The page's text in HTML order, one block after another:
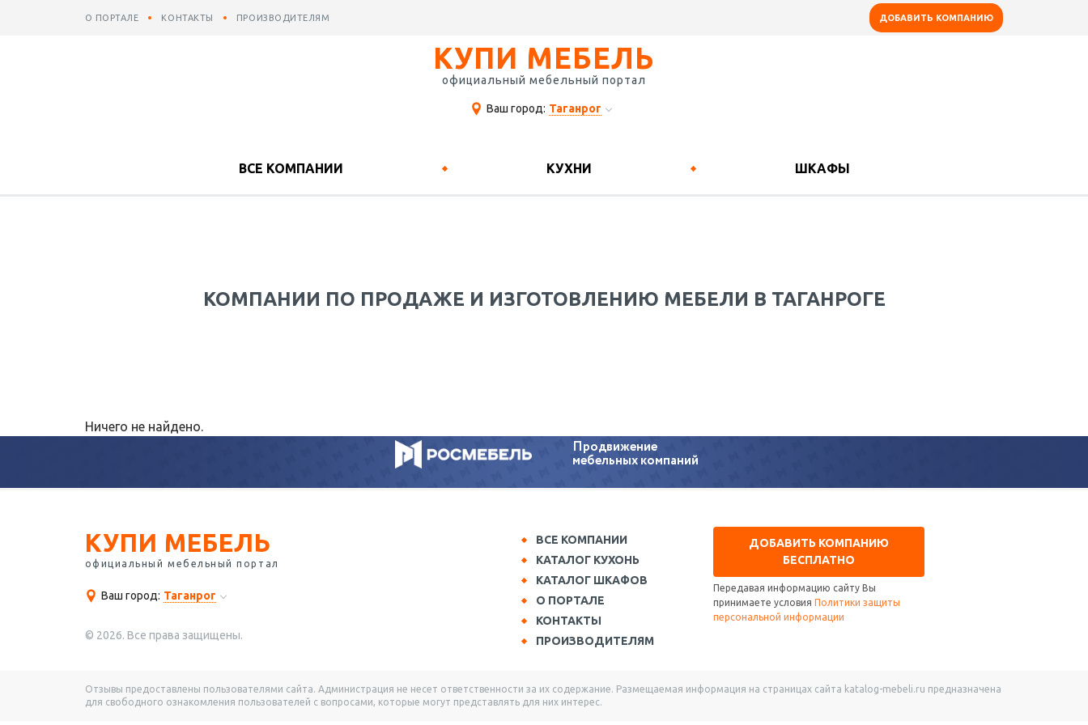
О ПОРТАЛЕ КОНТАКТЫ ПРОИЗВОДИТЕЛЯМ ДОБАВИТЬ КОМПАНИЮ
КУПИ МЕБЕЛЬ
официальный мебельный портал
Ваш город: Таганрог
ВСЕ КОМПАНИИ КУХНИ ШКАФЫ
КОМПАНИИ ПО ПРОДАЖЕ И ИЗГОТОВЛЕНИЮ МЕБЕЛИ В ТАГАНРОГЕ
Ничего не найдено.
Продвижение
мебельных компаний
КУПИ МЕБЕЛЬ
официальный мебельный портал
Ваш город: Таганрог
© 2026. Все права защищены.
ВСЕ КОМПАНИИ
КАТАЛОГ КУХОНЬ
КАТАЛОГ ШКАФОВ
О ПОРТАЛЕ
КОНТАКТЫ
ПРОИЗВОДИТЕЛЯМ
ДОБАВИТЬ КОМПАНИЮ
БЕСПЛАТНО
Передавая информацию сайту Вы
принимаете условия Политики защиты
персональной информации
Отзывы предоставлены пользователями сайта. Администрация не несет ответственности за их содержание. Размещаемая информация на страницах сайта katalog-mebeli.ru предназначена
для свободного ознакомления пользователей с вопросами, которые могут представлять для них интерес.